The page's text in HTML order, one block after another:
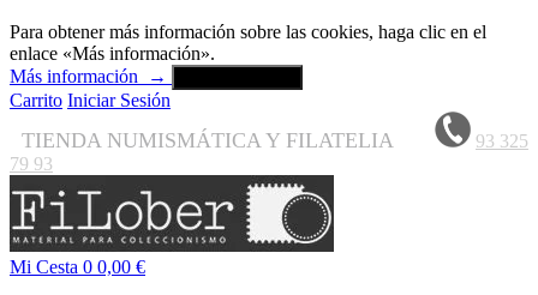
Para obtener más información sobre las cookies, haga clic en el
enlace «Más información».
Más información
→
Carrito Iniciar Sesión
TIENDA NUMISMÁTICA Y FILATELIA
93 325
79 93
Mi Cesta 0 0,00 €